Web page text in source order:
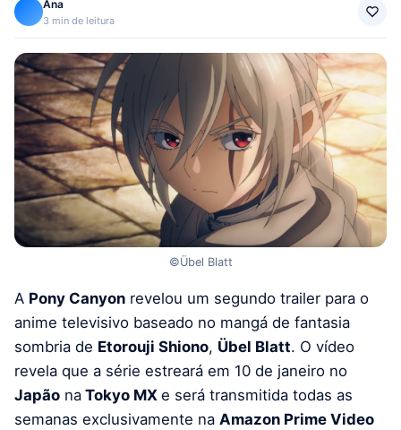
Ana
3 min de leitura
©Übel Blatt
A Pony Canyon revelou um segundo trailer para o
anime televisivo baseado no mangá de fantasia
sombria de Etorouji Shiono, Übel Blatt. O vídeo
revela que a série estreará em 10 de janeiro no
Japão na Tokyo MX e será transmitida todas as
semanas exclusivamente na Amazon Prime Video